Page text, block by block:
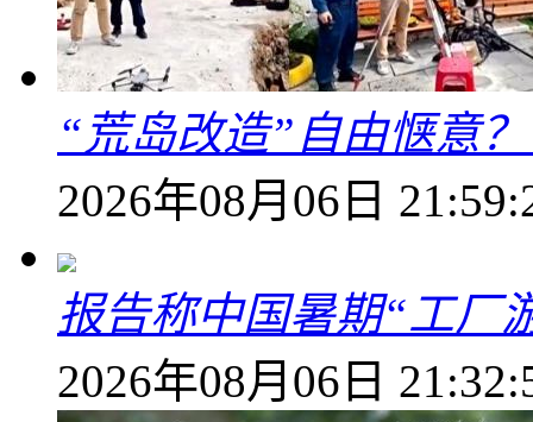
“荒岛改造”自由惬意
2026年08月06日
报告称中国暑期“工厂
2026年08月06日